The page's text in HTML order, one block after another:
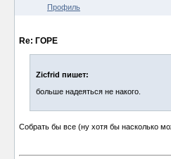
Профиль
Re: ГОРЕ
Zicfrid пишет:
больше надеяться не накого.
Собрать бы все (ну хотя бы насколько